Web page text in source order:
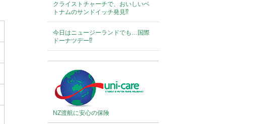
クライストチャーチで、おいしいベ
トナムのサンドイッチ発見⁉︎
今日はニュージーランドでも…国際
ドーナツデー⁉︎
NZ渡航に安心の保険